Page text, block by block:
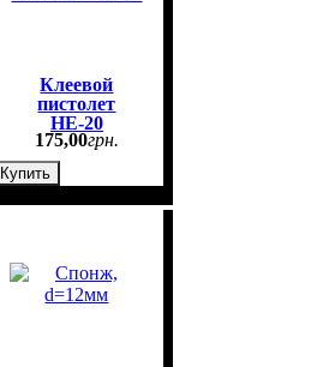
Клеевой
пистолет
НЕ-20
175,00грн.
Купить